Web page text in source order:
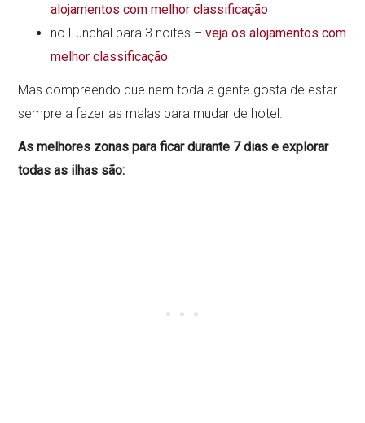
alojamentos com melhor classificação
no Funchal para 3 noites –veja os alojamentos com
melhor classificação
Mas compreendo que nem toda a gente gosta de estar
sempre a fazer as malas para mudar de hotel.
As melhores zonas para ficar durante 7 dias e explorar
todas as ilhas são: